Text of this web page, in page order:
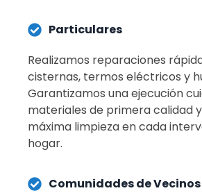
Particulares
Realizamos reparaciones
cisternas, termos eléctricos y
Garantizamos una ejecución
materiales de primera calidad
máxima limpieza en cada
hogar.
Comunidades de Vecinos